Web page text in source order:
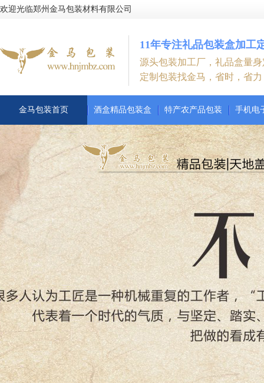
欢迎光临郑州金马包装材料有限公司
11年专注礼品包装盒加工
源头包装加工厂，礼品盒量
定制包装找金马，省时，省
金马包装首页 酒盒精品包装盒 特产农产品包装 手机电